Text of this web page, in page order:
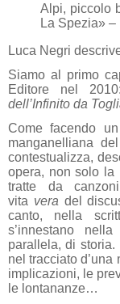
Alpi, piccolo
La Spezia» –
Luca Negri
Siamo al primo
Editore nel
dell’Infinito da
Come facendo
manganelliana
contestualizza,
opera, non solo la
tratte da
vita vera del
canto, nella
s’innestano
parallela, di
nel tracciato
implicazioni, le
le lontananze…